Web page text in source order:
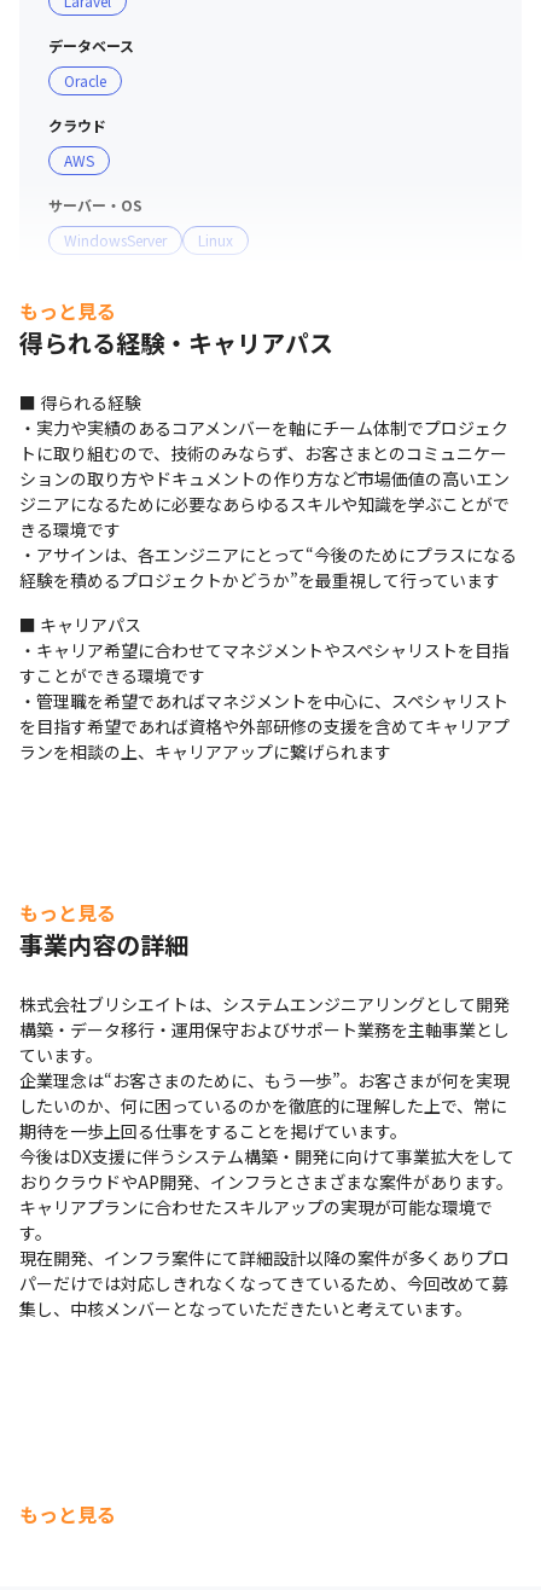
データベース
Oracle
クラウド
AWS
サーバー・OS
WindowsServer
Linux
もっと見る
得られる経験・キャリアパス
■ 得られる経験
・実⼒や実績のあるコアメンバーを軸にチーム体制でプロジェク
トに取り組むので、技術のみならず、お客さまとのコミュニケー
ションの取り方やドキュメントの作り方など市場価値の⾼いエン
ジニアになるために必要なあらゆるスキルや知識を学ぶことがで
きる環境です
・アサインは、各エンジニアにとって“今後のためにプラスになる
経験を積めるプロジェクトかどうか”を最重視して⾏っています
■ キャリアパス
・キャリア希望に合わせてマネジメントやスペシャリストを目指
すことができる環境です
・管理職を希望であればマネジメントを中心に、スペシャリスト
を目指す希望であれば資格や外部研修の支援を含めてキャリアプ
ランを相談の上、キャリアアップに繋げられます
もっと見る
事業内容の詳細
株式会社ブリシエイトは、システムエンジニアリングとして開発
構築・データ移行・運用保守およびサポート業務を主軸事業とし
ています。
企業理念は“お客さまのために、もう一歩”。お客さまが何を実現
したいのか、何に困っているのかを徹底的に理解した上で、常に
期待を一歩上回る仕事をすることを掲げています。
今後はDX支援に伴うシステム構築・開発に向けて事業拡大をして
おりクラウドやAP開発、インフラとさまざまな案件があります。
キャリアプランに合わせたスキルアップの実現が可能な環境で
す。
現在開発、インフラ案件にて詳細設計以降の案件が多くありプロ
パーだけでは対応しきれなくなってきているため、今回改めて募
集し、中核メンバーとなっていただきたいと考えています。
もっと見る